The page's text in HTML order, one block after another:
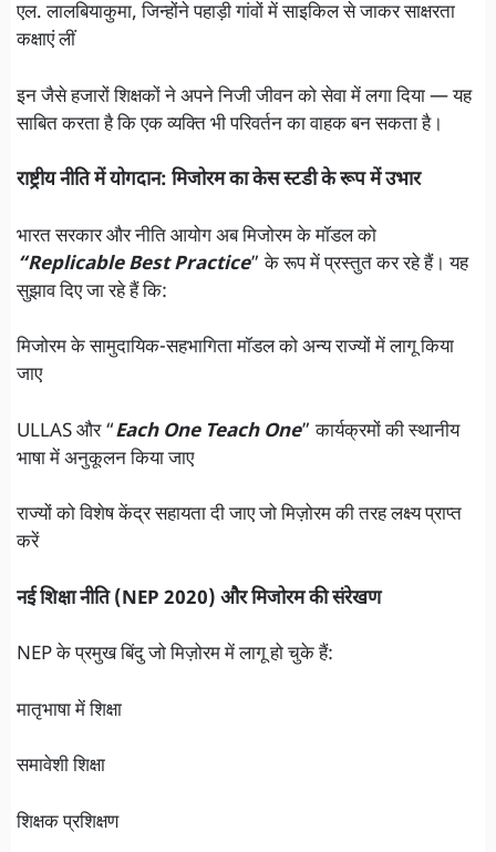
एल. लालबियाकुमा, जिन्होंने पहाड़ी गांवों में साइकिल से जाकर साक्षरता
कक्षाएं लीं
इन जैसे हजारों शिक्षकों ने अपने निजी जीवन को सेवा में लगा दिया — यह
साबित करता है कि एक व्यक्ति भी परिवर्तन का वाहक बन सकता है।
राष्ट्रीय नीति में योगदान: मिजोरम का केस स्टडी के रूप में उभार
भारत सरकार और नीति आयोग अब मिजोरम के मॉडल को
“Replicable Best Practice” के रूप में प्रस्तुत कर रहे हैं। यह
सुझाव दिए जा रहे हैं कि:
मिजोरम के सामुदायिक-सहभागिता मॉडल को अन्य राज्यों में लागू किया
जाए
ULLAS और “Each One Teach One” कार्यक्रमों की स्थानीय
भाषा में अनुकूलन किया जाए
राज्यों को विशेष केंद्र सहायता दी जाए जो मिज़ोरम की तरह लक्ष्य प्राप्त
करें
नई शिक्षा नीति (NEP 2020) और मिजोरम की संरेखण
NEP के प्रमुख बिंदु जो मिज़ोरम में लागू हो चुके हैं:
मातृभाषा में शिक्षा
समावेशी शिक्षा
शिक्षक प्रशिक्षण